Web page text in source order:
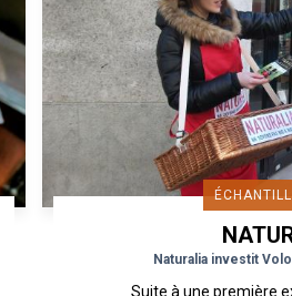
Naturalia investit
Suite à une première